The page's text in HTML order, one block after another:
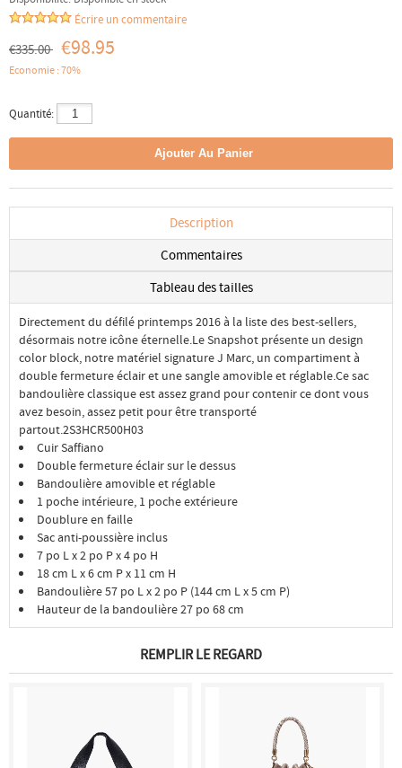
Écrire un commentaire
€335.00 €98.95
Economie : 70%
Quantité:
Description
Commentaires
Tableau des tailles
Directement du défilé printemps 2016 à la liste des best-sellers,
désormais notre icône éternelle.Le Snapshot présente un design
color block, notre matériel signature J Marc, un compartiment à
double fermeture éclair et une sangle amovible et réglable.Ce sac
bandoulière classique est assez grand pour contenir ce dont vous
avez besoin, assez petit pour être transporté
partout.2S3HCR500H03
Cuir Saffiano
Double fermeture éclair sur le dessus
Bandoulière amovible et réglable
1 poche intérieure, 1 poche extérieure
Doublure en faille
Sac anti-poussière inclus
7 po L x 2 po P x 4 po H
18 cm L x 6 cm P x 11 cm H
Bandoulière 57 po L x 2 po P (144 cm L x 5 cm P)
Hauteur de la bandoulière 27 po 68 cm
REMPLIR LE REGARD